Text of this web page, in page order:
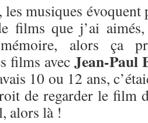
les musiques
films que j’ai
alors ça
films avec Jean-Paul
10 ou 12 ans,
de regarder le film
alors là !